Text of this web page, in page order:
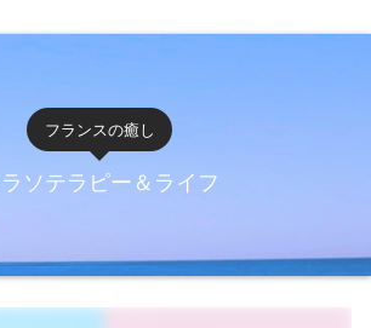
フランスの癒し
ソテラピー＆ライフ